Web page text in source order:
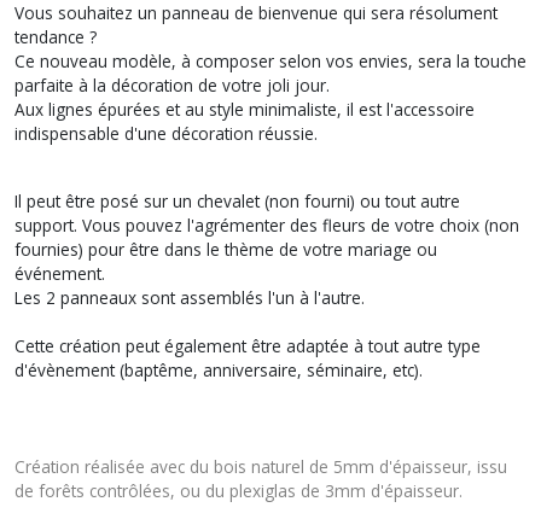
Vous souhaitez un panneau de bienvenue qui sera résolument
tendance ?
Ce nouveau modèle, à composer selon vos envies, sera la touche
parfaite à la décoration de votre joli jour.
Aux lignes épurées et au style minimaliste, il est l'accessoire
indispensable d'une décoration réussie.
Il peut être posé sur un chevalet (non fourni) ou tout autre
support. Vous pouvez l'agrémenter des fleurs de votre choix (non
fournies) pour être dans le thème de votre mariage ou
événement.
Les 2 panneaux sont assemblés l'un à l'autre.
Cette création peut également être adaptée à tout autre type
d'évènement (baptême, anniversaire, séminaire, etc).
Création réalisée avec du bois naturel de 5mm d'épaisseur, issu
de forêts contrôlées, ou du plexiglas de 3mm d'épaisseur.